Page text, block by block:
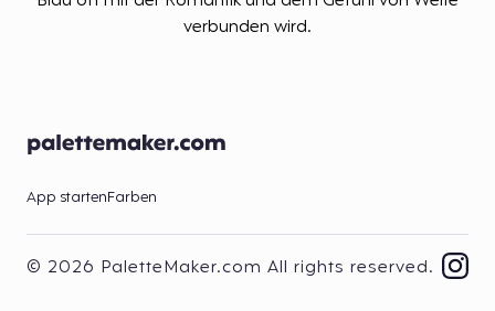
verbunden wird.
App startenFarben
© 2026 PaletteMaker.com All rights reserved.